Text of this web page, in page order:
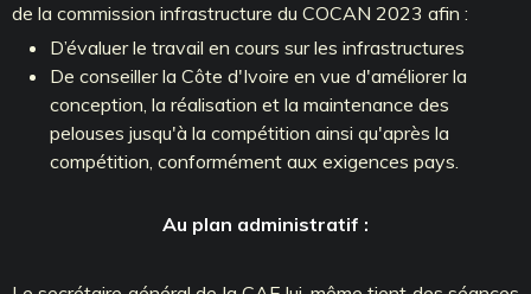
de la commission infrastructure du COCAN 2023 afin :
D’évaluer le travail en cours sur les infrastructures
De conseiller la Côte d'Ivoire en vue d'améliorer la
conception, la réalisation et la maintenance des
pelouses jusqu'à la compétition ainsi qu'après la
compétition, conformément aux exigences pays.
Au plan administratif :